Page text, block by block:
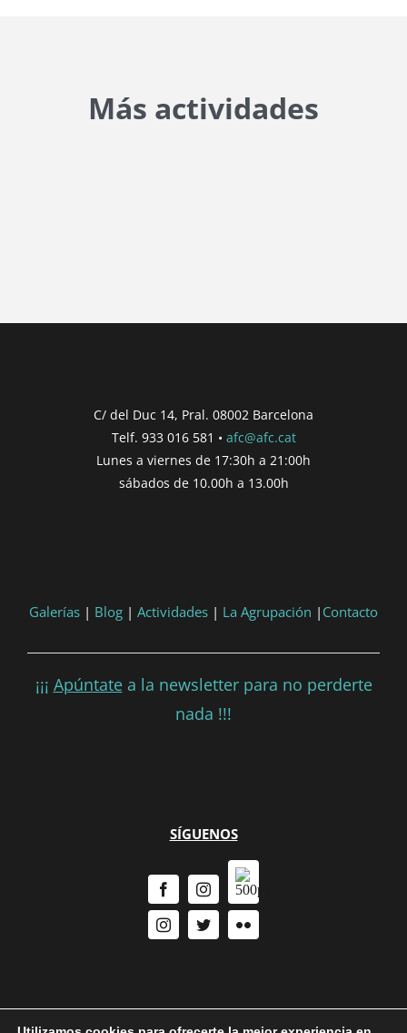
Más actividades
'DD/MM/YYYY') }}
Finalització de participació |{{
formatDate(post.end, 'YYYY-MM-DD',
'DD/MM/YYYY') }}
C/ del Duc 14, Pral. 08002 Barcelona
Telf. 933 016 581 • afc@afc.cat
Lunes a viernes de 17:30h a 21:00h
sábados de 10.00h a 13.00h
Galerías | Blog | Actividades | La Agrupación | Contacto
¡¡¡ Apúntatea la newsletter para no perderte
nada !!!
SÍGUENOS